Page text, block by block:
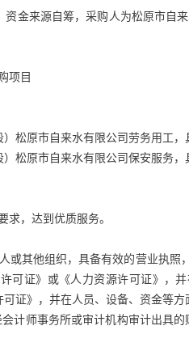
金来源自筹，采购人为松原市自
项目
松原市自来水有限公司劳务用工
松原市自来水有限公司保安服务
，达到优质服务。
或其他组织，具备有效的营业执照
可证》或《人力资源许可证》，
证》，并在人员、设备、资金等方
计师事务所或审计机构审计出具